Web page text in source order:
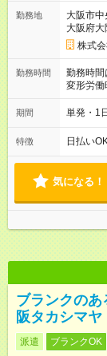
勤務地
大阪市中
大阪府大
株式
勤務時間
勤務時間
変形労働時間
00～20
期間 単発・1
特徴 日払い
気になる！
ブランクの
阪タカシマヤ
派遣 ブランクOK